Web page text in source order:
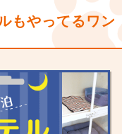
もやってるワン